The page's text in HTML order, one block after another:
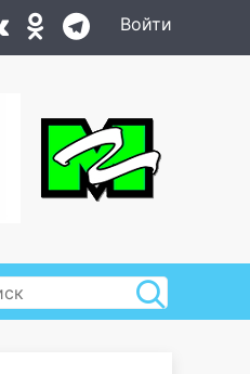
Войти